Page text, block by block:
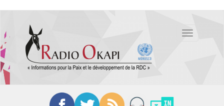
contenu
principal
Toggle